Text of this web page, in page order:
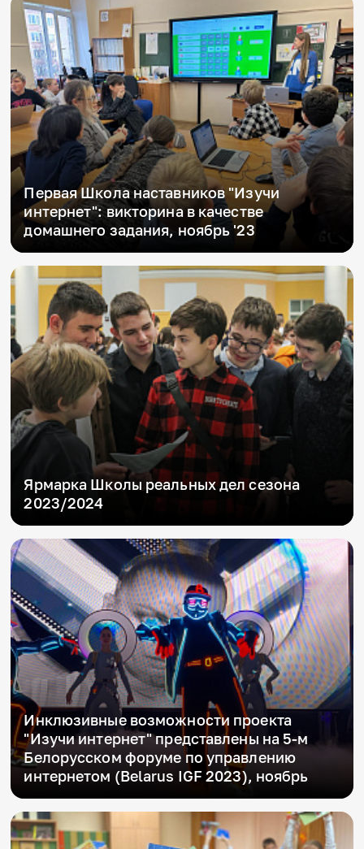
Первая Школа наставников "Изучи
интернет": викторина в качестве
домашнего задания, ноябрь '23
Ярмарка Школы реальных дел сезона
2023/2024
Инклюзивные возможности проекта
"Изучи интернет" представлены на 5-м
Белорусском форуме по управлению
интернетом (Belarus IGF 2023), ноябрь